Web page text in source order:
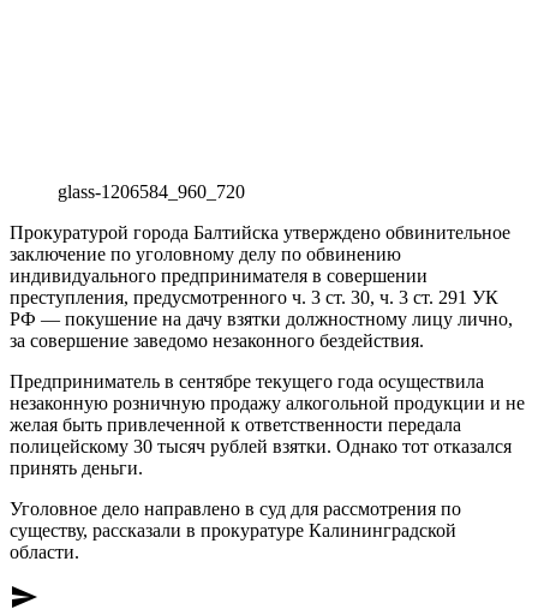
glass-1206584_960_720
Прокуратурой города Балтийска утверждено обвинительное
заключение по уголовному делу по обвинению
индивидуального предпринимателя в совершении
преступления, предусмотренного ч. 3 ст. 30, ч. 3 ст. 291 УК
РФ — покушение на дачу взятки должностному лицу лично,
за совершение заведомо незаконного бездействия.
Предприниматель в сентябре текущего года осуществила
незаконную розничную продажу алкогольной продукции и не
желая быть привлеченной к ответственности передала
полицейскому 30 тысяч рублей взятки. Однако тот отказался
принять деньги.
Уголовное дело направлено в суд для рассмотрения по
существу, рассказали в прокуратуре Калининградской
области.
send